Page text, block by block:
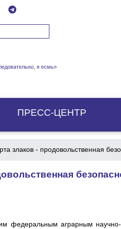
я есмь»
ПРЕСС-ЦЕНТР
злаков - продовольственная
федеральным аграрным